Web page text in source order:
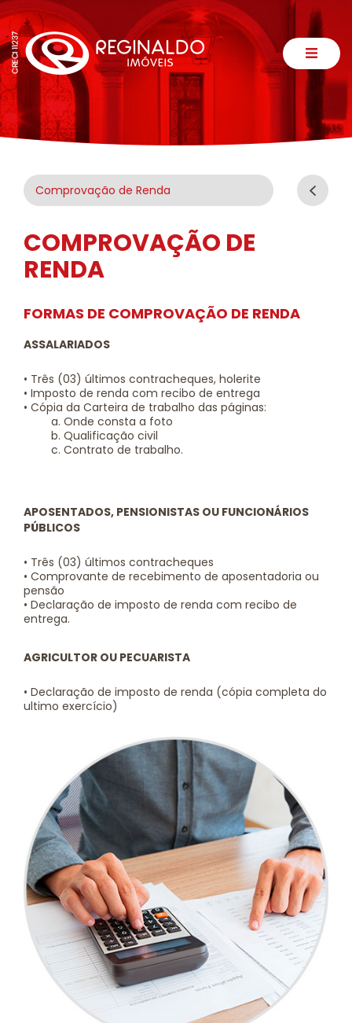
Comprovação de Renda
COMPROVAÇÃO DE
RENDA
FORMAS DE COMPROVAÇÃO DE RENDA
ASSALARIADOS
• Três (03) últimos contracheques, holerite
• Imposto de renda com recibo de entrega
• Cópia da Carteira de trabalho das páginas:
a. Onde consta a foto
b. Qualificação civil
c. Contrato de trabalho.
APOSENTADOS, PENSIONISTAS OU FUNCIONÁRIOS
PÚBLICOS
• Três (03) últimos contracheques
• Comprovante de recebimento de aposentadoria ou
pensão
• Declaração de imposto de renda com recibo de
entrega.
AGRICULTOR OU PECUARISTA
• Declaração de imposto de renda (cópia completa do
ultimo exercício)